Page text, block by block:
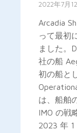
2022年7月
Arcadia
って最初
ました。
社の船
初の船と
は、船舶
IMO の戦
2023 年 1